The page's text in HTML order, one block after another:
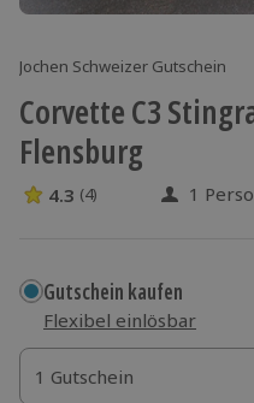
Jochen Schweizer Gutschein
Corvette C3
Flensburg
4.3 Sterne von 5 aus 4
4.3 (4) 1
Gutschein kaufen
Flexibel einlösbar
1 Gutschein
1 Gutschein
1 Gutschein